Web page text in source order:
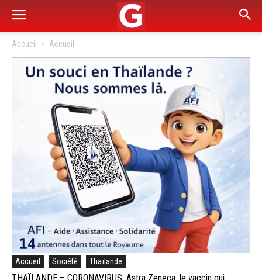
Accueil Accueil
Accueil Société Thaïlande